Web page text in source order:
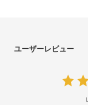
ユーザーレビュー